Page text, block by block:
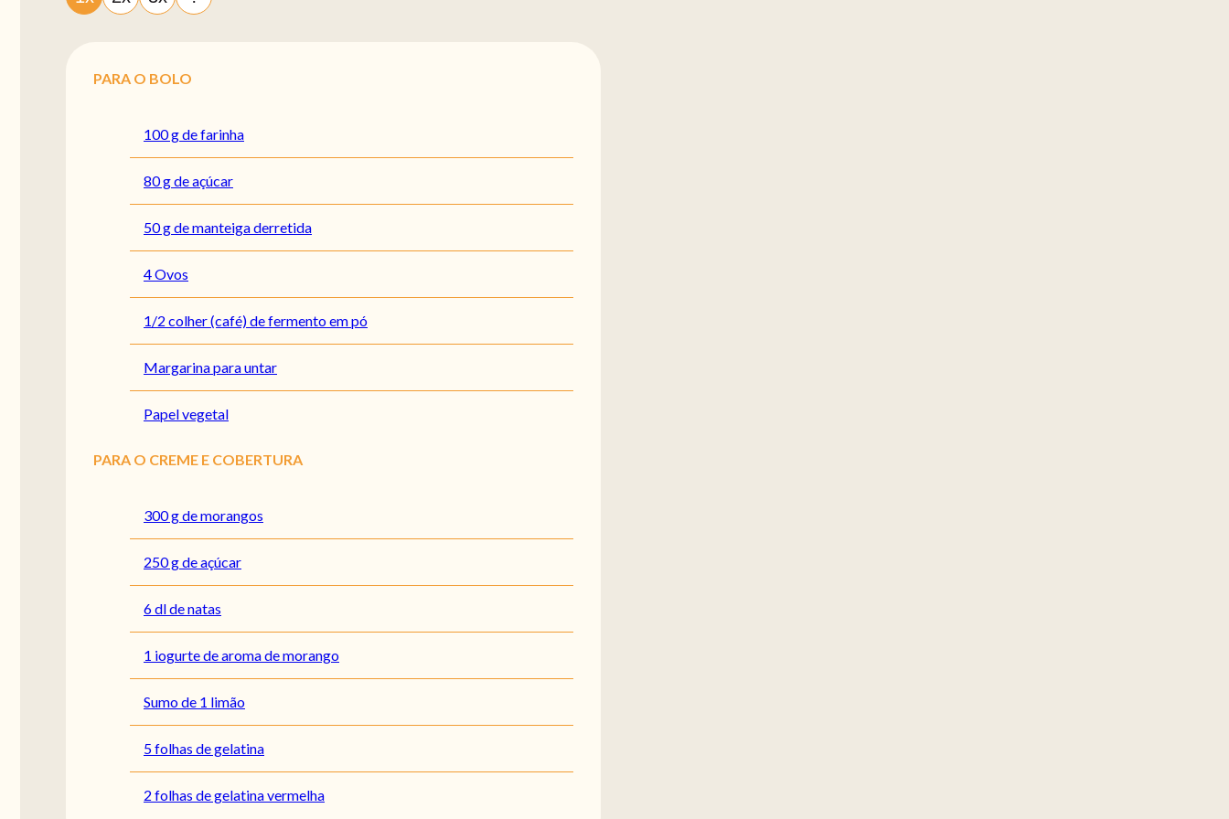
PARA O BOLO
100 g de farinha
80 g de açúcar
50 g de manteiga derretida
4 Ovos
1/2 colher (café) de fermento em pó
Margarina para untar
Papel vegetal
PARA O CREME E COBERTURA
300 g de morangos
250 g de açúcar
6 dl de natas
1 iogurte de aroma de morango
Sumo de 1 limão
5 folhas de gelatina
2 folhas de gelatina vermelha